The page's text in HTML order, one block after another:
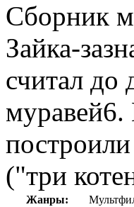
Сборник
Зайка-
считал до
муравей6.
("три
Жанры: